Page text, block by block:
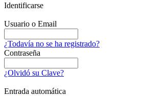
Identificarse
Usuario o Email
¿Todavía no se ha registrado?
Contraseña
¿Olvidó su Clave?
Entrada automática